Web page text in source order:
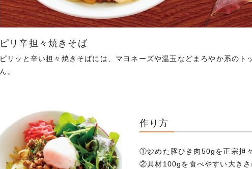
ピリ辛担々焼きそば
ピリッと辛い担々焼きそばには、マヨネーズや温玉などまろやか系の
ん。
作り方
①炒めた豚ひき肉50gを正宗担
②具材100gを食べやすい大き